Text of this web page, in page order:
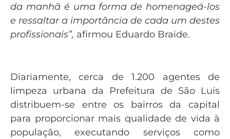
da manhã é uma forma de homenageá-los
e ressaltar a importância de cada um destes
profissionais”, afirmou Eduardo Braide.
Diariamente, cerca de 1.200 agentes de
limpeza urbana da Prefeitura de São Luís
distribuem-se entre os bairros da capital
para proporcionar mais qualidade de vida à
população, executando serviços como